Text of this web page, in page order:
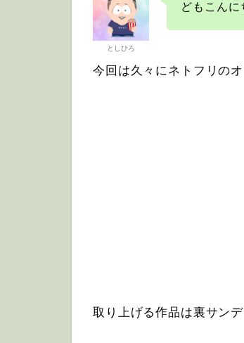
としひろ
どもこんに
今回は久々にネトフリの
取り上げる作品は裏サン